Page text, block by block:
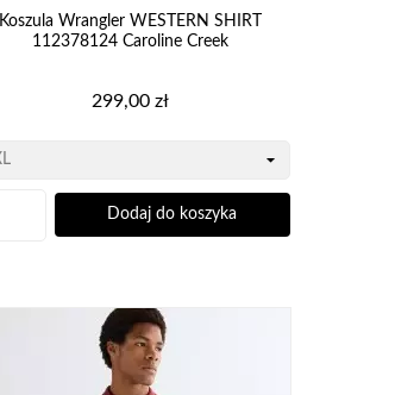
Koszula Wrangler WESTERN SHIRT
112378124 Caroline Creek
Cena
299,00 zł
Dodaj do koszyka